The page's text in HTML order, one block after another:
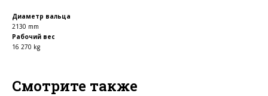
Диаметр вальца
2130 mm
Рабочий вес
16 270 kg
Смотрите также